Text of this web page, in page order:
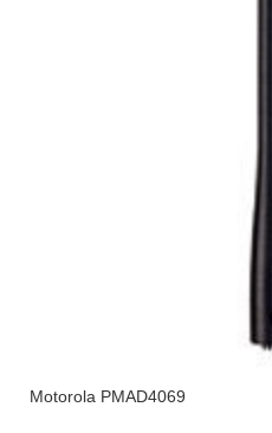
Motorola PMAD4069